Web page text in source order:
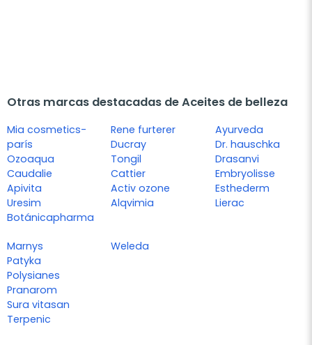
Otras marcas destacadas de Aceites de belleza
Mia cosmetics-
parís
Ozoaqua
Caudalie
Apivita
Uresim
Botánicapharma
Rene furterer
Ducray
Tongil
Cattier
Activ ozone
Alqvimia
Ayurveda
Dr. hauschka
Drasanvi
Embryolisse
Esthederm
Lierac
Marnys
Patyka
Polysianes
Pranarom
Sura vitasan
Terpenic
Weleda